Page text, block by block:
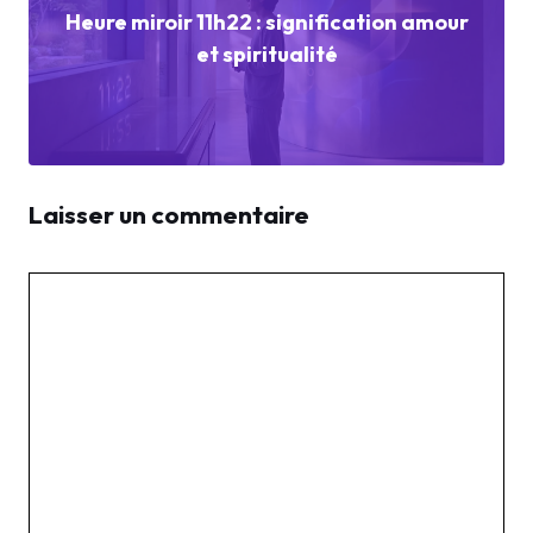
Heure miroir 11h22 : signification amour
et spiritualité
Laisser un commentaire